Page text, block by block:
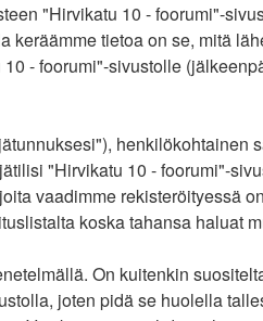
"Hirvikatu 10 - foorumi"-
tietoa on se, mitä
- foorumi"-sivustolle
"Hirvikatu 10 - foorumi"-
vaadimme rekisteröityessä
koska tahansa haluat
On kuitenkin
joten pidä se huolella